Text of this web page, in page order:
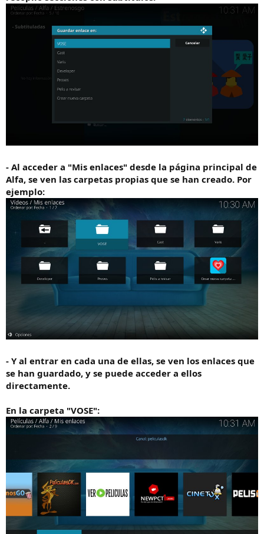
- Al acceder a "Mis enlaces" desde la página principal de
Alfa, se ven las carpetas propias que se han creado. Por
ejemplo:
- Y al entrar en cada una de ellas, se ven los enlaces que
se han guardado, y se puede acceder a ellos
directamente.
En la carpeta "VOSE":